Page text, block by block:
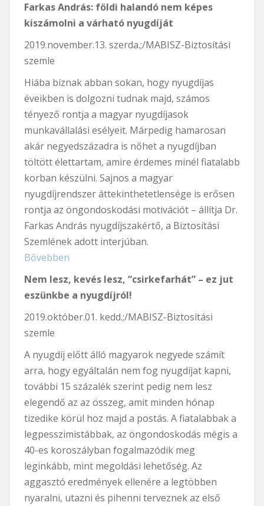
Farkas András: földi halandó nem képes
kiszámolni a várható nyugdíját
2019.november.13. szerda.;/MABISZ-Biztosítási
szemle
Hiába bíznak abban sokan, hogy nyugdíjas
éveikben is dolgozni tudnak majd, számos
tényező rontja a magyar nyugdíjasok
munkavállalási esélyeit. Márpedig hamarosan
akár negyedszázadra is nőhet a nyugdíjban
töltött élettartam, amire érdemes minél fiatalabb
korban készülni. Sajnos a magyar
nyugdíjrendszer áttekinthetetlensége is erősen
rontja az öngondoskodási motivációt – állítja Dr.
Farkas András nyugdíjszakértő, a Biztosítási
Szemlének adott interjúban.
Bővebben
Nem lesz, kevés lesz, “csirkefarhát” – ez jut
eszünkbe a nyugdíjról!
2019.október.01. kedd.;/MABISZ-Biztosítási
szemle
A nyugdíj előtt álló magyarok negyede számít
arra, hogy egyáltalán nem fog nyugdíjat kapni,
további 15 százalék szerint pedig nem lesz
elegendő az az összeg, amit minden hónap
tizedike körül hoz majd a postás. A fiatalabbak a
legpesszimistábbak, az öngondoskodás mégis a
40-es koroszályban fogalmazódik meg
leginkább, mint megoldási lehetőség. Az
aggasztó eredmények ellenére a legtöbben
nyaralni, utazni és pihenni terveznek az első